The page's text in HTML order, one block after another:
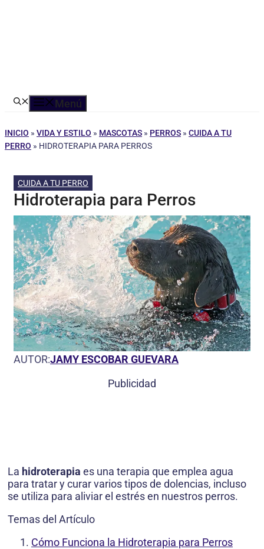
Menú
INICIO » VIDA Y ESTILO » MASCOTAS » PERROS » CUIDA A TU
PERRO » HIDROTERAPIA PARA PERROS
CUIDA A TU PERRO
Hidroterapia para Perros
AUTOR:JAMY ESCOBAR GUEVARA
Publicidad
La hidroterapia es una terapia que emplea agua
para tratar y curar varios tipos de dolencias, incluso
se utiliza para aliviar el estrés en nuestros perros.
Temas del Artículo
Cómo Funciona la Hidroterapia para Perros